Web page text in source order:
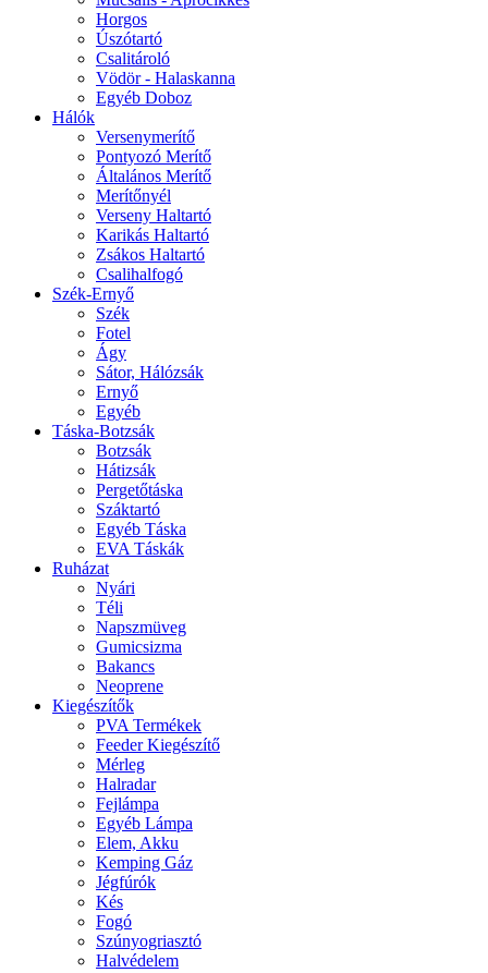
Horgos
Úszótartó
Csalitároló
Vödör - Halaskanna
Egyéb Doboz
Hálók
Versenymerítő
Pontyozó Merítő
Általános Merítő
Merítőnyél
Verseny Haltartó
Karikás Haltartó
Zsákos Haltartó
Csalihalfogó
Szék-Ernyő
Szék
Fotel
Ágy
Sátor, Hálózsák
Ernyő
Egyéb
Táska-Botzsák
Botzsák
Hátizsák
Pergetőtáska
Száktartó
Egyéb Táska
EVA Táskák
Ruházat
Nyári
Téli
Napszmüveg
Gumicsizma
Bakancs
Neoprene
Kiegészítők
PVA Termékek
Feeder Kiegészítő
Mérleg
Halradar
Fejlámpa
Egyéb Lámpa
Elem, Akku
Kemping Gáz
Jégfúrók
Kés
Fogó
Szúnyogriasztó
Halvédelem